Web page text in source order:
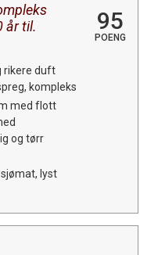
år til.
95
POENG
rikere duft
kompleks
med flott
og tørr
lyst